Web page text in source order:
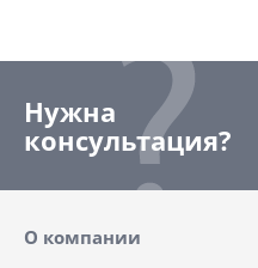
Нужна
консультация?
О компании